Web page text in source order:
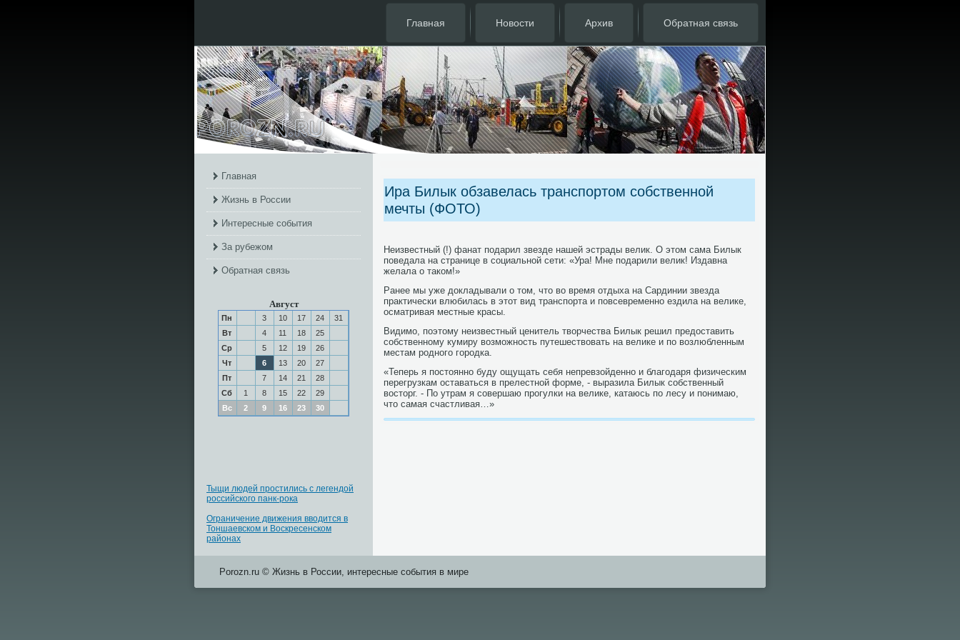
Главная Новости Архив Обратная связь
Главная
Жизнь в России
Интересные события
За рубежом
Обратная связь
Август
Пн 3 10 17 24
31
Вт
4 11 18
25
Ср
5 12 19
26
Чт
6 13 20
27
Пт
7 14 21
28
Сб
1 8 15 22
29
Вс
2 9 16 23 30
Тыщи людей простились с легендой
российского панк-рока
Ограничение движения вводится в
Тоншаевском и Воскресенском
районах
Ира Билык обзавелась транспортом собственной
мечты (ФОТО)
Неизвестный (!) фанат подарил звезде нашей эстрады велик. О этом сама Билык
поведала на странице в социальной сети: «Ура! Мне подарили велик! Издавна
желала о таком!»
Ранее мы уже докладывали о том, что во время отдыха на Сардинии звезда
практически влюбилась в этот вид транспорта и повсевременно ездила на велике,
осматривая местные красы.
Видимо, поэтому неизвестный ценитель творчества Билык решил предоставить
собственному кумиру возможность путешествовать на велике и по возлюбленным
местам родного городка.
«Теперь я постоянно буду ощущать себя непревзойденно и благодаря физическим
перегрузкам оставаться в прелестной форме, - выразила Билык собственный
восторг. - По утрам я совершаю прогулки на велике, катаюсь по лесу и понимаю,
что самая счастливая…»
Porozn.ru © Жизнь в России, интересные события в мире